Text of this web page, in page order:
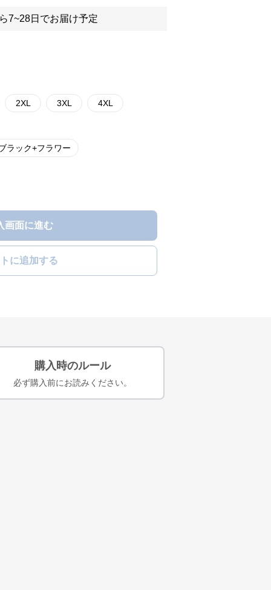
7~28日でお届け予定
2XL 3XL 4XL
ラック+フラワー
画面に進む
に追加する
購入時のルール
必ず購入前にお読みください。